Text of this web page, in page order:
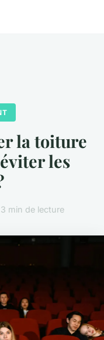
la toiture
les
3 min de lecture